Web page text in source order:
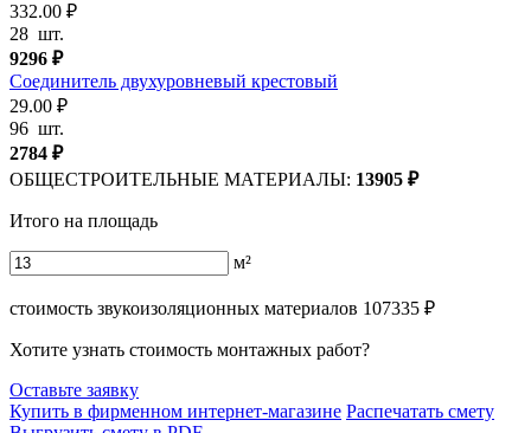
332.00 ₽
28 шт.
9296 ₽
Соединитель двухуровневый крестовый
29.00 ₽
96 шт.
2784 ₽
ОБЩЕСТРОИТЕЛЬНЫЕ МАТЕРИАЛЫ: 13905 ₽
Итого на площадь
м²
стоимость звукоизоляционных материалов 107335 ₽
Хотите узнать стоимость монтажных работ?
Оставьте заявку
Купить в фирменном интернет-магазине Распечатать смету